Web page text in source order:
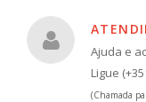
Ajuda e
Ligue
(Chamada